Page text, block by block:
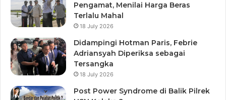
Pengamat, Menilai Harga Beras
Terlalu Mahal
18 July 2026
Didampingi Hotman Paris, Febrie
Adriansyah Diperiksa sebagai
Tersangka
18 July 2026
Post Power Syndrome di Balik Pilrek